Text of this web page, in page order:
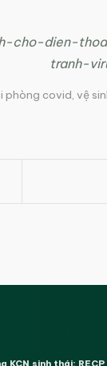
cho-dien-
tranh-
phòng covid, vệ